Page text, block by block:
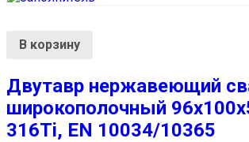
В корзину
Двутавр нержавеющий
широкополочный
316Ti, EN 10034/10365